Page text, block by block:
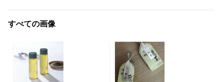
すべての画像